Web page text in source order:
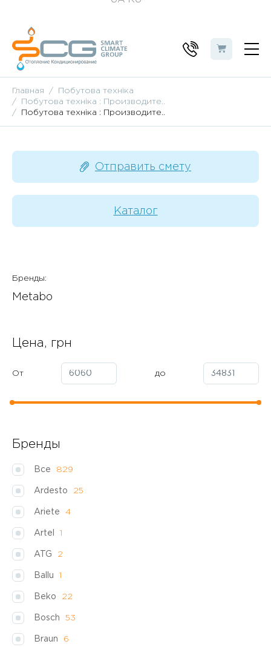
Главная
Побутова техніка
Побутова техніка : Производите..
Побутова техніка : Производите..
Отправить смету
Каталог
Бренды:
Metabo
Цена, грн
От до
Бренды
Все 829
Ardesto 25
Ariete 4
Artel 1
ATG 2
Ballu 1
Beko 22
Bosch 53
Braun 6